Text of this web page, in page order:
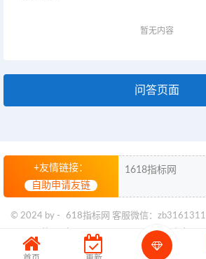
暂无内容
问答页面
+友情链接：
自助申请友链
1618指标网
© 2024 by - 618指标网 客服微信：
苏ICP备2024094960号
苏公网安备